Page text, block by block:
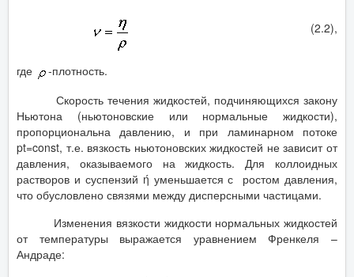
(2.2),
где
-плотность.
Скорость течения жидкостей, подчиняющихся закону
Ньютона (ньютоновские или нормальные жидкости),
пропорциональна давлению, и при ламинарном потоке
pt=const, т.е. вязкость ньютоновских жидкостей не зависит от
давления, оказываемого на жидкость. Для коллоидных
растворов и суспензий ή уменьшается с ростом давления,
что обусловлено связями между дисперсными частицами.
Изменения вязкости жидкости нормальных жидкостей
от температуры выражается уравнением Френкеля –
Андраде: